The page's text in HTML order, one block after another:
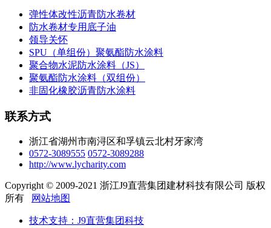
弹性体改性沥青防水卷材
防水卷材专用底子油
领导关怀
SPU（单组份）聚氨酯防水涂料
聚合物水泥防水涂料（JS）
聚氨酯防水涂料（双组份）
非固化橡胶沥青防水涂料
联系方式
浙江省湖州市南浔区和孚镇云北村牙家湾
0572-3089555 0572-3089288
http://www.lycharity.com
Copyright © 2009-2021 浙江J9直营集团建材科技有限公司 版权
所有
网站地图
技术支持：J9直营集团科技